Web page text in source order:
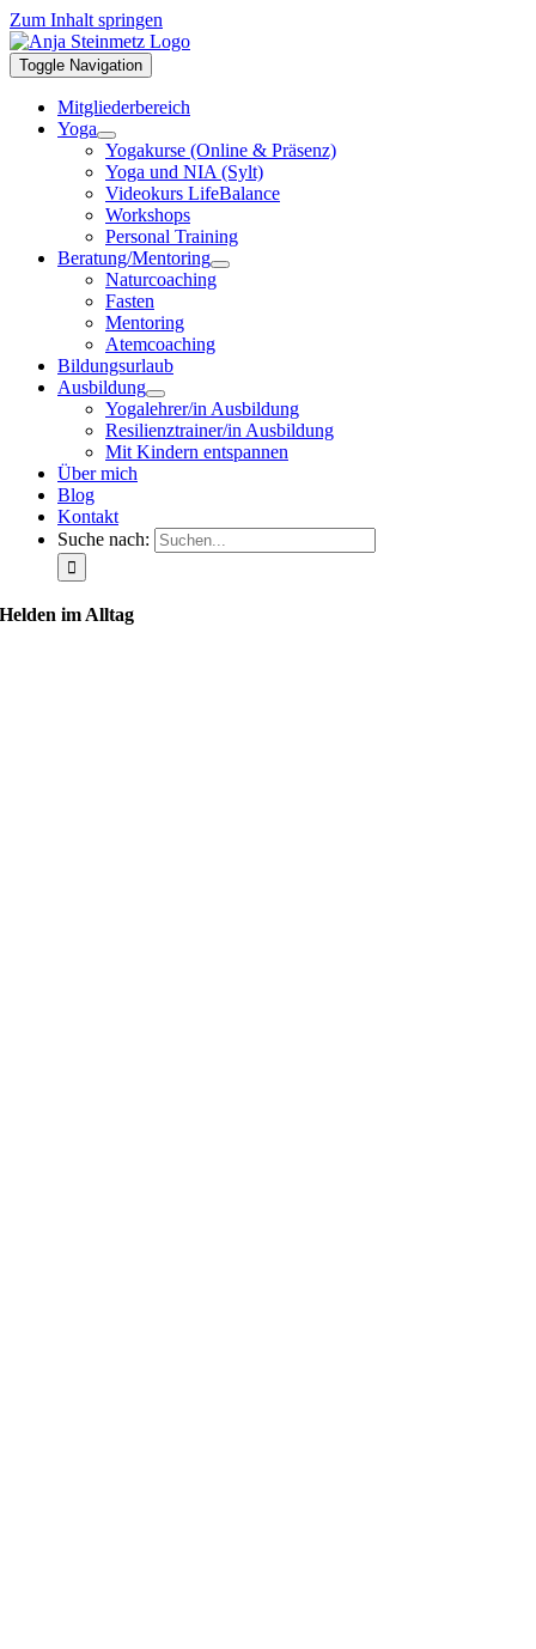
Zum Inhalt springen
Toggle Navigation
Mitgliederbereich
Yoga
Yogakurse (Online & Präsenz)
Yoga und NIA (Sylt)
Videokurs LifeBalance
Workshops
Personal Training
Beratung/Mentoring
Naturcoaching
Fasten
Mentoring
Atemcoaching
Bildungsurlaub
Ausbildung
Yogalehrer/in Ausbildung
Resilienztrainer/in Ausbildung
Mit Kindern entspannen
Über mich
Blog
Kontakt
Suche nach:
Helden im Alltag